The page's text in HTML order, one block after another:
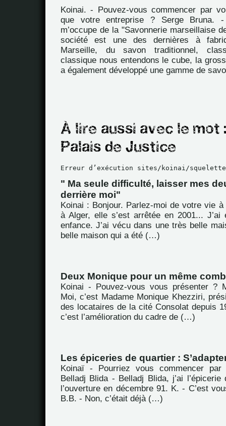
Koinai. - Pouvez-vous commencer par
que votre entreprise ? Serge Bruna.
m’occupe de la "Savonnerie marseillaise
société est une des dernières à
Marseille, du savon traditionnel,
classique nous entendons le cube, la
a également développé une gamme de
Erreur d’exécution sites/koinai/
" Ma seule difficulté, laisser mes
derrière moi"
Koinai : Bonjour. Parlez-moi de votre vie
à Alger, elle s’est arrêtée en 2001... J’ai
enfance. J’ai vécu dans une très belle
belle maison qui a été (…)
Deux Monique pour un même
Koinai - Pouvez-vous vous présenter ?
Moi, c’est Madame Monique Khezziri,
des locataires de la cité Consolat depuis
c’est l’amélioration du cadre de (…)
Les épiceries de quartier :
Koinaï - Pourriez vous commencer
Belladj Blida - Belladj Blida, j’ai l’épicerie
l’ouverture en décembre 91. K. - C’est
B.B. - Non, c’était déjà (…)